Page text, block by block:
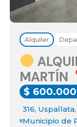
Alquiler
MARTÍN
$
316,
Municipio de